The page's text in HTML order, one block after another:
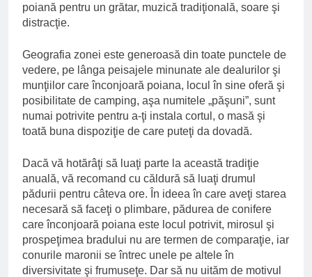
poiană pentru un grătar, muzică tradiţională, soare şi
distracţie.
Geografia zonei este generoasă din toate punctele de
vedere, pe lânga peisajele minunate ale dealurilor şi
munţiilor care înconjoară poiana, locul în sine oferă şi
posibilitate de camping, aşa numitele „păşuni”, sunt
numai potrivite pentru a-ţi instala cortul, o masă şi
toată buna dispoziţie de care puteţi da dovadă.
Dacă vă hotărâţi să luaţi parte la această tradiţie
anuală, vă recomand cu căldură să luaţi drumul
pădurii pentru câteva ore. În ideea în care aveţi starea
necesară să faceţi o plimbare, pădurea de conifere
care înconjoară poiana este locul potrivit, mirosul şi
prospeţimea bradului nu are termen de comparaţie, iar
conurile maronii se întrec unele pe altele în
diversivitate şi frumuseţe. Dar să nu uităm de motivul